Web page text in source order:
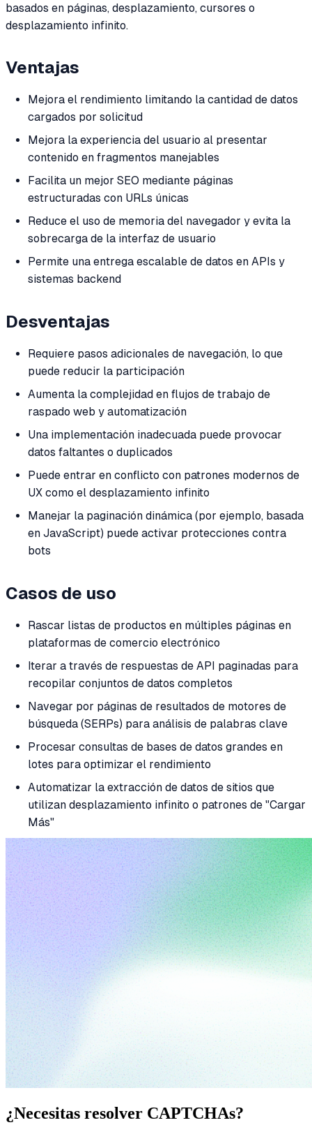
basados en páginas, desplazamiento, cursores o
desplazamiento infinito.
Ventajas
Mejora el rendimiento limitando la cantidad de datos
cargados por solicitud
Mejora la experiencia del usuario al presentar
contenido en fragmentos manejables
Facilita un mejor SEO mediante páginas
estructuradas con URLs únicas
Reduce el uso de memoria del navegador y evita la
sobrecarga de la interfaz de usuario
Permite una entrega escalable de datos en APIs y
sistemas backend
Desventajas
Requiere pasos adicionales de navegación, lo que
puede reducir la participación
Aumenta la complejidad en flujos de trabajo de
raspado web y automatización
Una implementación inadecuada puede provocar
datos faltantes o duplicados
Puede entrar en conflicto con patrones modernos de
UX como el desplazamiento infinito
Manejar la paginación dinámica (por ejemplo, basada
en JavaScript) puede activar protecciones contra
bots
Casos de uso
Rascar listas de productos en múltiples páginas en
plataformas de comercio electrónico
Iterar a través de respuestas de API paginadas para
recopilar conjuntos de datos completos
Navegar por páginas de resultados de motores de
búsqueda (SERPs) para análisis de palabras clave
Procesar consultas de bases de datos grandes en
lotes para optimizar el rendimiento
Automatizar la extracción de datos de sitios que
utilizan desplazamiento infinito o patrones de "Cargar
Más"
¿Necesitas resolver CAPTCHAs?